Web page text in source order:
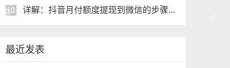
10 详解：抖音月付额度提现到微信的步骤与注意事项
最近发表